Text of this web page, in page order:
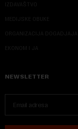
IZDAVAŠTVO
MEDIJSKE OBUKE
ORGANIZACIJA DOGADJAJA
EKONOM I JA
NEWSLETTER